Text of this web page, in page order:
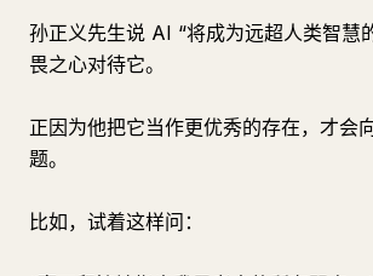
孙正义先生说 AI “将成为远超人类智慧
畏之心对待它。
正因为他把它当作更优秀的存在，才会
题。
比如，试着这样问：